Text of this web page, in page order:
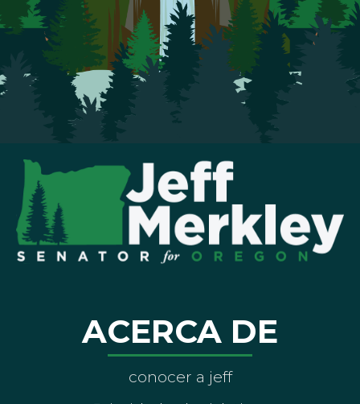
ACERCA DE
conocer a jeff